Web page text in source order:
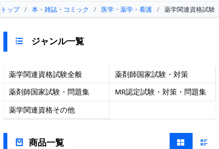
トップ / 本・雑誌・コミック / 医学・薬学・看護 / 薬学関連資格試験
ジャンル一覧
薬学関連資格試験全般
薬剤師国家試験・対策
薬剤師国家試験・問題集
MR認定試験・対策・問題集
薬学関連資格その他
商品一覧